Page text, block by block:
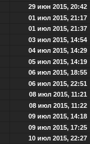
29 июн 2015, 20:42
01 июл 2015, 21:17
01 июл 2015, 21:37
03 июл 2015, 14:54
04 июл 2015, 14:29
05 июл 2015, 14:19
06 июл 2015, 18:55
06 июл 2015, 22:51
08 июл 2015, 11:21
08 июл 2015, 11:22
09 июл 2015, 14:18
09 июл 2015, 17:25
10 июл 2015, 22:27